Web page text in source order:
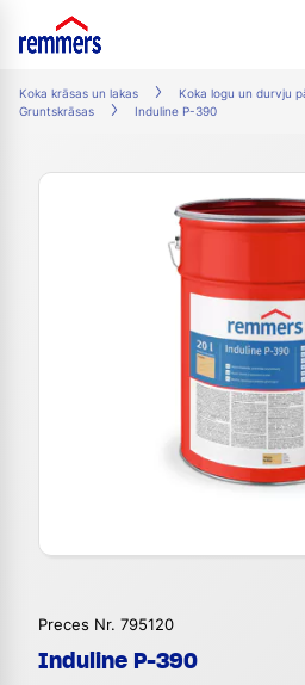
Koka krāsas un lakas
Koka logu un durvju
Gruntskrāsas
Induline P-390
Preces Nr. 795120
Induline P-390